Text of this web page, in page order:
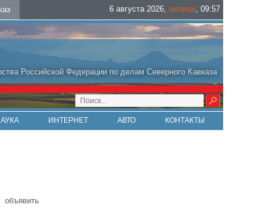
6 августа 2026, четверг, 09:57
Российской Федерации по делам Северного Кавказа
ИНТЕРНЕТ АВТО КОНТАКТЫ
объявить